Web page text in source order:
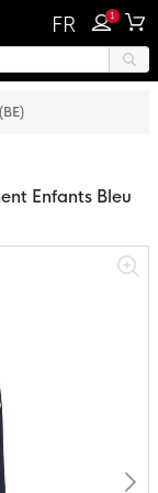
FR 1
Enfants Bleu